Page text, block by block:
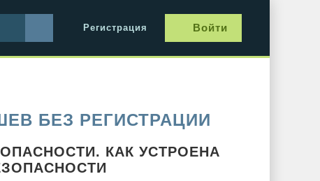
Регистрация Войти
БЕЗ РЕГИСТРАЦИИ
КАК УСТРОЕНА